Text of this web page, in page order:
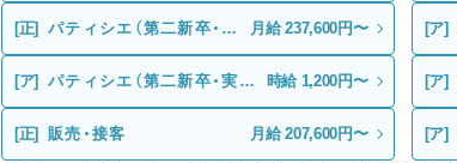
[正]
パティシエ（第二新卒・未
経験）
月給 237,600円〜 [ア]
[ア]
パティシエ（第二新卒・実務
未経験）
時給 1,200円〜 [ア]
[正] 販売・接客 月給 207,600円〜 [ア]